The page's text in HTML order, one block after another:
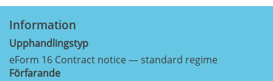
Information
Upphandlingstyp
eForm 16 Contract notice — standard regime
Förfarande